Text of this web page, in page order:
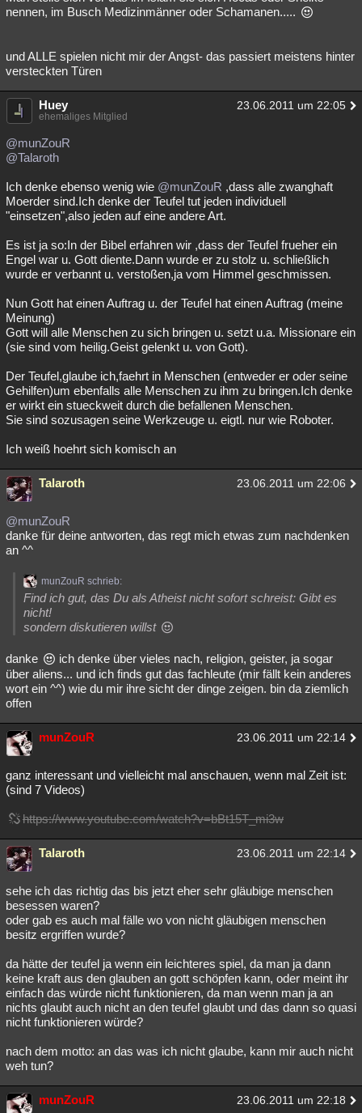
nennen, im Busch Medizinmänner oder Schamanen.....
und ALLE spielen nicht mir der Angst- das passiert meistens hinter
versteckten Türen
Huey 23.06.2011 um 22:05
ehemaliges Mitglied
@munZouR
@Talaroth
Ich denke ebenso wenig wie @munZouR ,dass alle zwanghaft
Moerder sind.Ich denke der Teufel tut jeden individuell
"einsetzen",also jeden auf eine andere Art.
Es ist ja so:In der Bibel erfahren wir ,dass der Teufel frueher ein
Engel war u. Gott diente.Dann wurde er zu stolz u. schließlich
wurde er verbannt u. verstoßen,ja vom Himmel geschmissen.
Nun Gott hat einen Auftrag u. der Teufel hat einen Auftrag (meine
Meinung)
Gott will alle Menschen zu sich bringen u. setzt u.a. Missionare ein
(sie sind vom heilig.Geist gelenkt u. von Gott).
Der Teufel,glaube ich,faehrt in Menschen (entweder er oder seine
Gehilfen)um ebenfalls alle Menschen zu ihm zu bringen.Ich denke
er wirkt ein stueckweit durch die befallenen Menschen.
Sie sind sozusagen seine Werkzeuge u. eigtl. nur wie Roboter.
Ich weiß hoehrt sich komisch an
Talaroth 23.06.2011 um 22:06
@munZouR
danke für deine antworten, das regt mich etwas zum nachdenken
an ^^
munZouR schrieb:
Find ich gut, das Du als Atheist nicht sofort schreist: Gibt es
nicht!
sondern diskutieren willst
danke
ich denke über vieles nach, religion, geister, ja sogar
über aliens... und ich finds gut das fachleute (mir fällt kein anderes
wort ein ^^) wie du mir ihre sicht der dinge zeigen. bin da ziemlich
offen
munZouR 23.06.2011 um 22:14
ganz interessant und vielleicht mal anschauen, wenn mal Zeit ist:
(sind 7 Videos)
https://www.youtube.com/watch?v=bBt15T_mi3w
Talaroth 23.06.2011 um 22:14
sehe ich das richtig das bis jetzt eher sehr gläubige menschen
besessen waren?
oder gab es auch mal fälle wo von nicht gläubigen menschen
besitz ergriffen wurde?
da hätte der teufel ja wenn ein leichteres spiel, da man ja dann
keine kraft aus den glauben an gott schöpfen kann, oder meint ihr
einfach das würde nicht funktionieren, da man wenn man ja an
nichts glaubt auch nicht an den teufel glaubt und das dann so quasi
nicht funktionieren würde?
nach dem motto: an das was ich nicht glaube, kann mir auch nicht
weh tun?
munZouR 23.06.2011 um 22:18